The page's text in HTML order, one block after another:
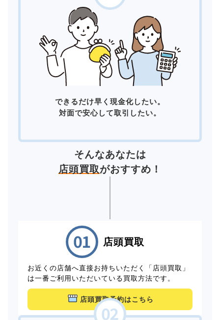
できるだけ早く現金化したい。
対面で安心して取引したい。
そんなあなたは
店頭買取がおすすめ！
店頭買取
お近くの店舗へ直接お持ちいただく「店頭買取」
は一番ご利用いただいている買取方法です。
店頭買取予約はこちら